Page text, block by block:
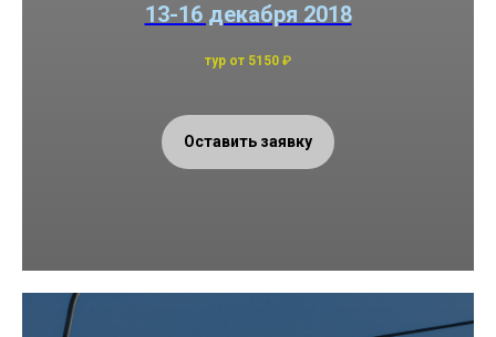
13-16 декабря 2018
тур от 5150 ₽
Оставить заявку